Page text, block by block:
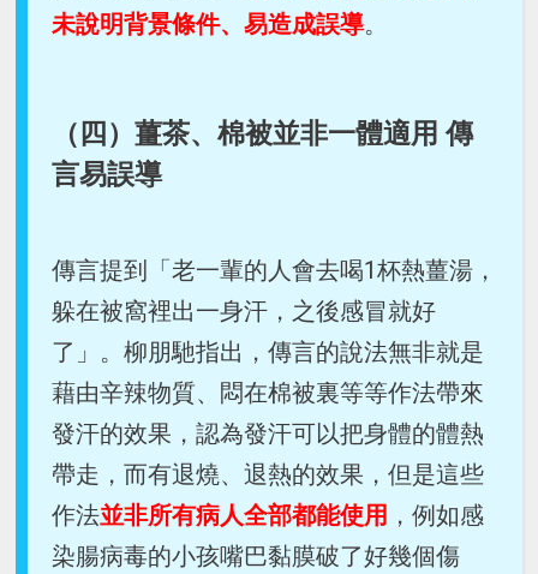
未說明背景條件、易造成誤導。
（四）薑茶、棉被並非一體適用 傳
言易誤導
傳言提到「老一輩的人會去喝1杯熱薑湯，
躲在被窩裡出一身汗，之後感冒就好
了」。柳朋馳指出，傳言的說法無非就是
藉由辛辣物質、悶在棉被裏等等作法帶來
發汗的效果，認為發汗可以把身體的體熱
帶走，而有退燒、退熱的效果，但是這些
作法並非所有病人全部都能使用 ，例如感
染腸病毒的小孩嘴巴黏膜破了好幾個傷